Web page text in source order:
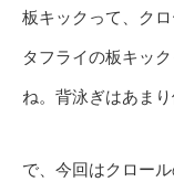
板キックって、ク
タフライの板キッ
ね。背泳ぎはあまり
で、今回はクロー